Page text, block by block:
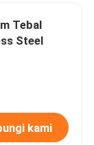
Tebal
Steel
kami